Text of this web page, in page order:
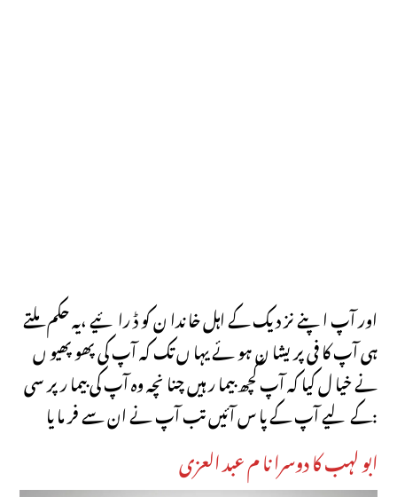
اور آپ اپنے نز دیک کے اہل خا ندا ن کو ڈ را ئیے ،یہ حکم ملتے
ہی آپ کا فی پر یشا ن ہو ئے یہا ں تک کہ آپ کی پھو پھیو ں
نے خیا ل کیا کہ آپ کچھ بیما ر ہیں چنا نچہ وہ آپ کی بیما ر پر سی
کے لیے آپ کے پا س آئیں تب آپ نے ان سے فر ما یا:
ابو لہب کا دوسرا نا م عبد العزی